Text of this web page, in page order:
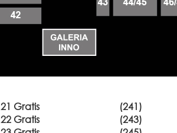
21 Gratis
(241)
22 Gratis
(243)